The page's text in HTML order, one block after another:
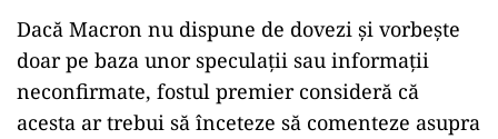
Dacă Macron nu dispune de dovezi și vorbește
doar pe baza unor speculații sau informații
neconfirmate, fostul premier consideră că
acesta ar trebui să înceteze să comenteze asupra